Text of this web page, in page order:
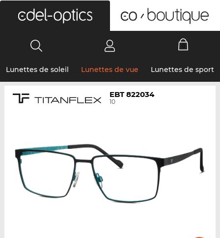
Lunettes de soleil Lunettes de vue Lunettes de sport
EBT 822034
10